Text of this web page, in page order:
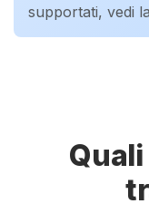
supportati, vedi la
Quali